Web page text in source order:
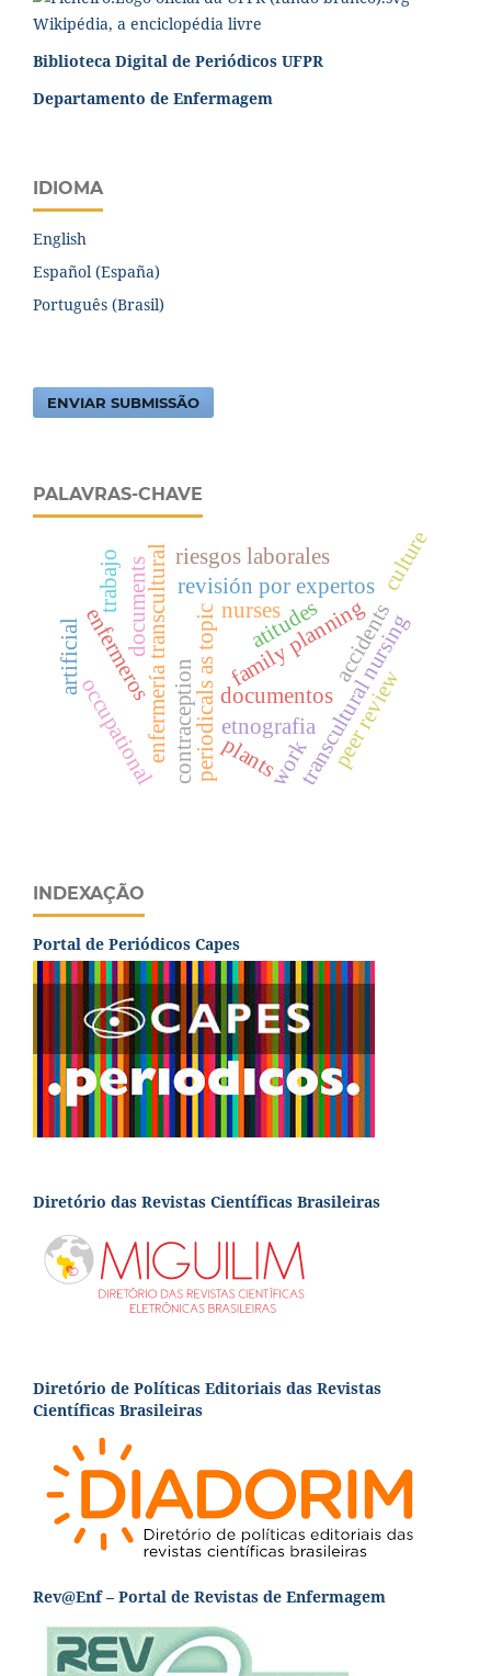
Biblioteca Digital de Periódicos UFPR
Departamento de Enfermagem
IDIOMA
English
Español (España)
Português (Brasil)
ENVIAR SUBMISSÃO
PALAVRAS-CHAVE
documentos
periodicals as topic
revisión por expertos
transcultural nursing
enfermería transcultural family planning
contraception peer review
documents nurses
enfermeros accidents
occupational
riesgos laborales
etnografia
atitudes
culture
plants
artificial
work
trabajo
INDEXAÇÃO
Portal de Periódicos Capes
Diretório das Revistas Científicas Brasileiras
Diretório de Políticas Editoriais das Revistas
Científicas Brasileiras
Rev@Enf – Portal de Revistas de Enfermagem